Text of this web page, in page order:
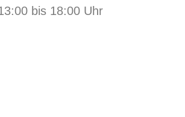
bis 18:00 Uhr